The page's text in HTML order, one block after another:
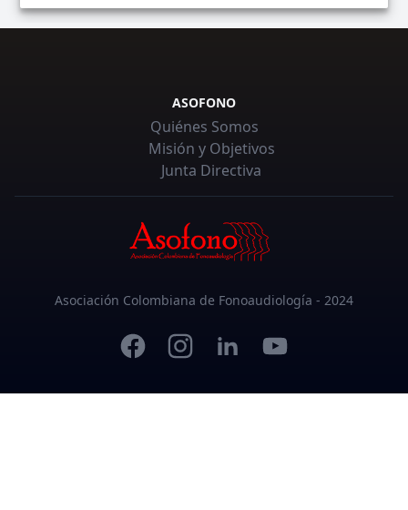
ASOFONO
Quiénes Somos
Misión y Objetivos
Junta Directiva
Asociación Colombiana de Fonoaudiología - 2024